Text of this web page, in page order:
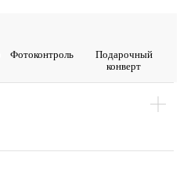
Фото­контроль
Подарочный
конверт